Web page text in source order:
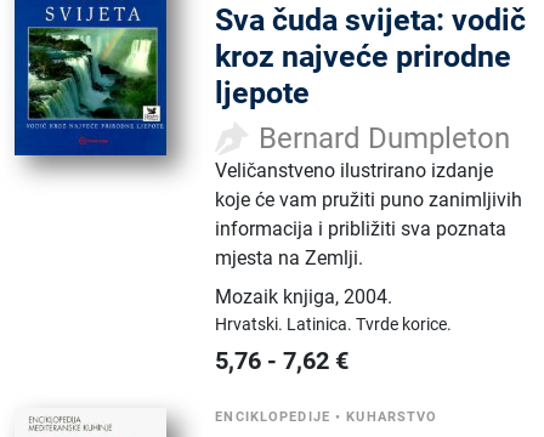
Sva čuda svijeta: vodič
kroz najveće prirodne
ljepote
Bernard Dumpleton
Veličanstveno ilustrirano izdanje
koje će vam pružiti puno zanimljivih
informacija i približiti sva poznata
mjesta na Zemlji.
Mozaik knjiga,2004.
Hrvatski. Latinica.Tvrde korice.
5,76 -7,62 €
ENCIKLOPEDIJE •KUHARSTVO